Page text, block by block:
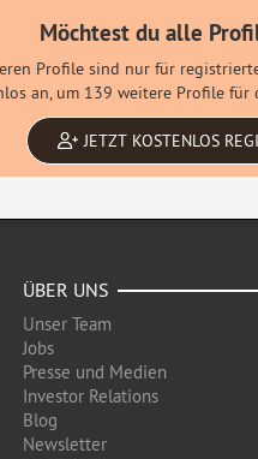
Möchtest du alle
Profile sind nur für
an, um 139 weitere Profile für
JETZT KOSTENLOS
ÜBER UNS
Unser Team
Jobs
Presse und Medien
Investor Relations
Blog
Newsletter